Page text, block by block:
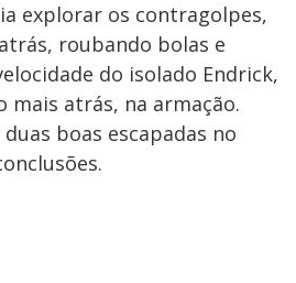
explorar os contragolpes,
roubando bolas e
do isolado Endrick,
mais atrás, na armação.
boas escapadas no